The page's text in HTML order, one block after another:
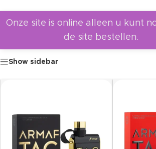
Onze site is online alleen u kunt
de site bestellen.
Show sidebar